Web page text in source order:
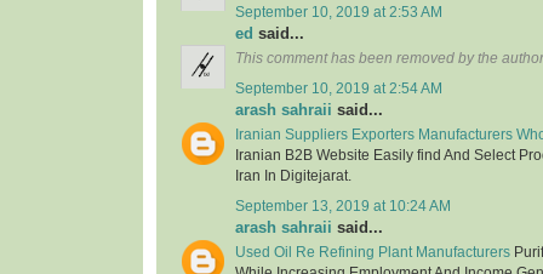
September 10, 2019 at 2:53 AM
ed said...
This comment has been removed by the
September 10, 2019 at 2:54 AM
arash sahraii said...
Iranian Suppliers Exporters Manufacturers
Iranian B2B Website Easily find And Select
Iran In Digitejarat.
September 13, 2019 at 10:24 AM
arash sahraii said...
Used Oil Re Refining Plant Manufacturers